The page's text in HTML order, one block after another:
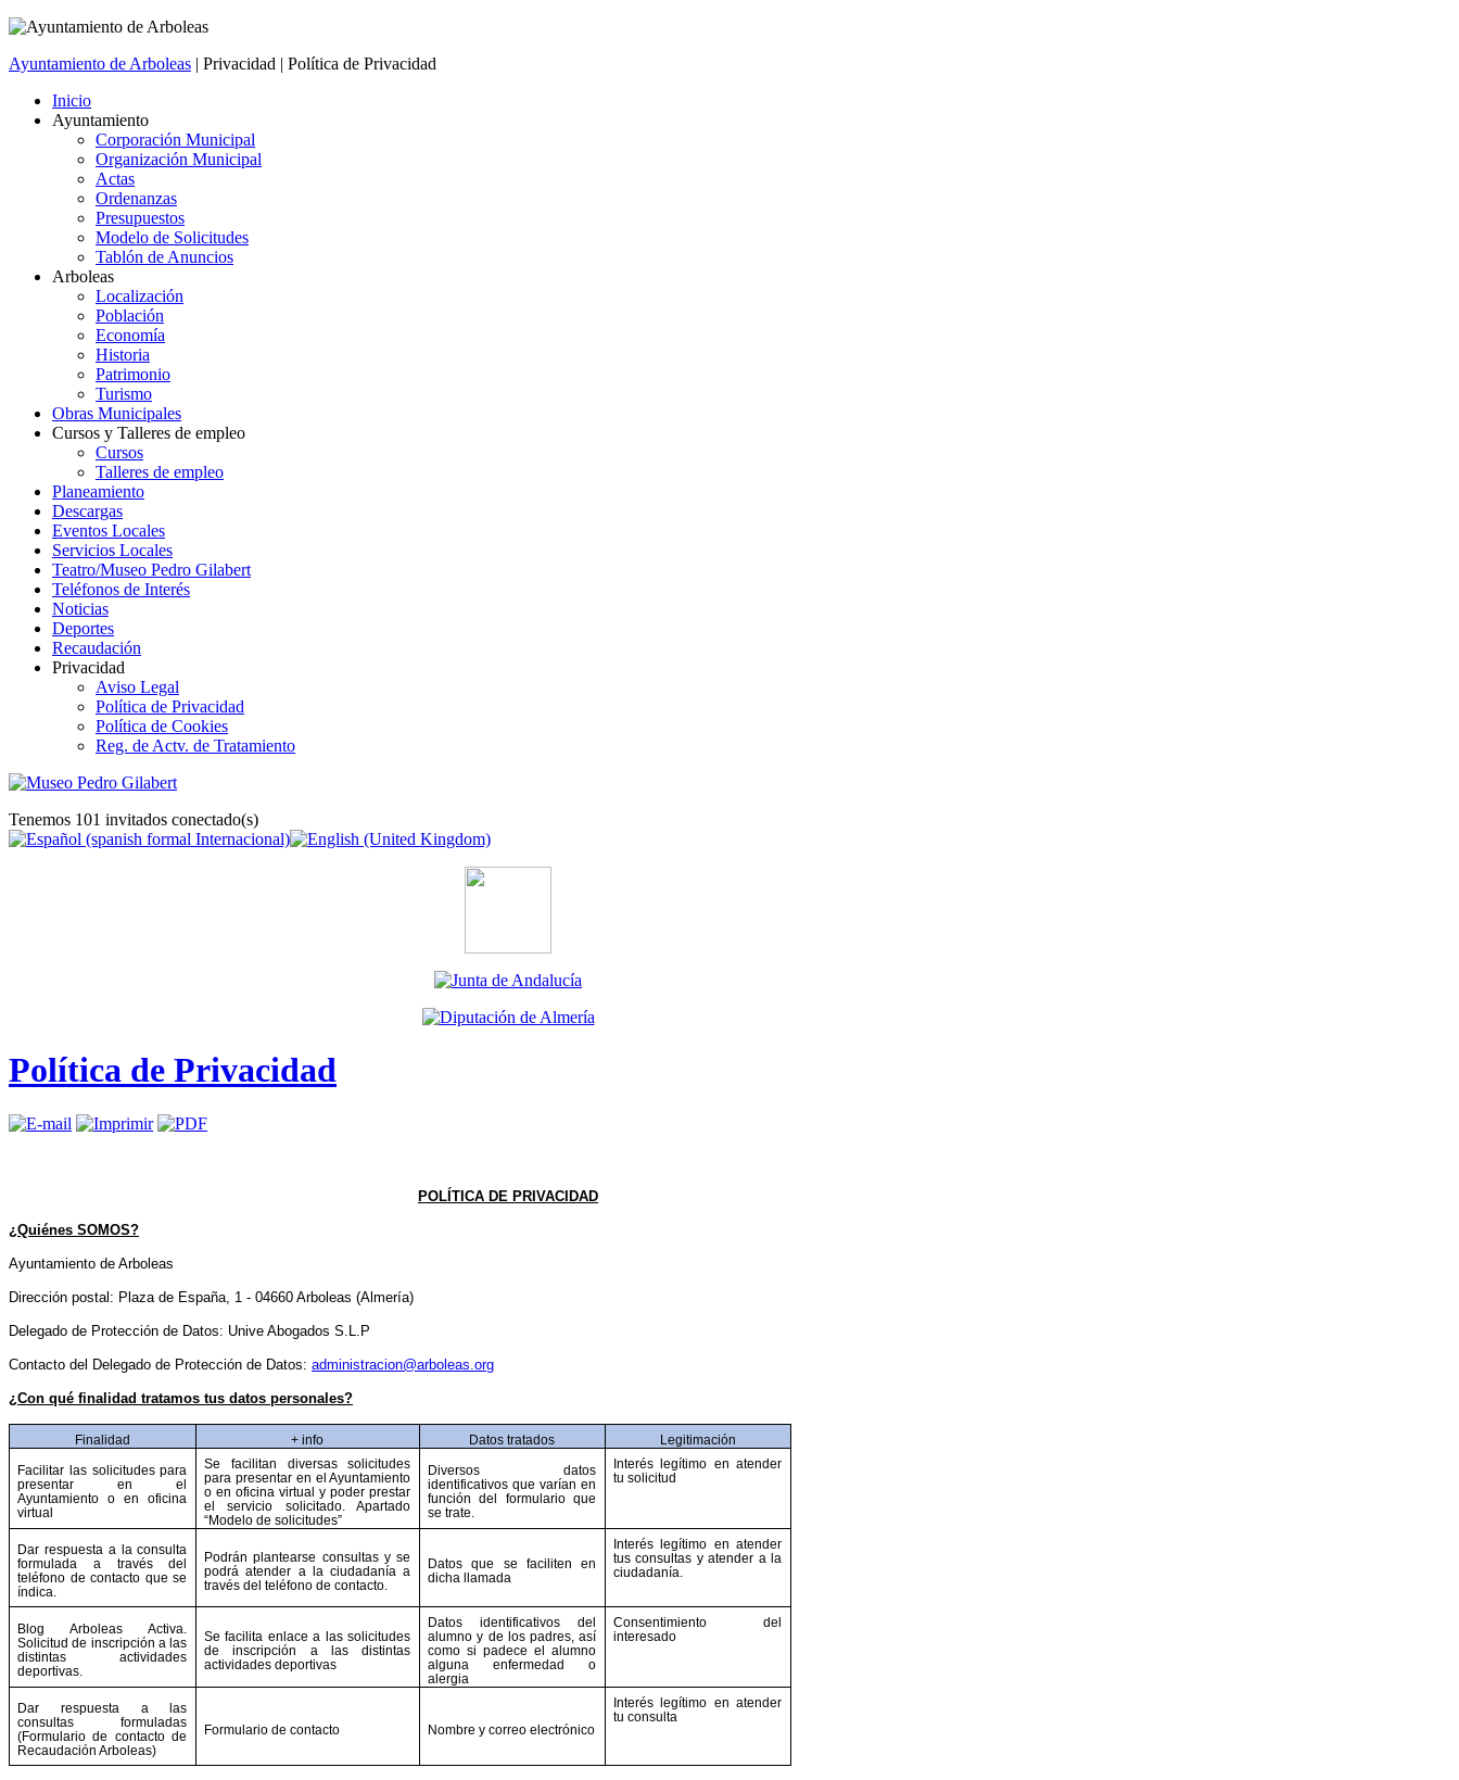
Ayuntamiento de Arboleas | Privacidad | Política de Privacidad
Inicio
Ayuntamiento
Corporación Municipal
Organización Municipal
Actas
Ordenanzas
Presupuestos
Modelo de Solicitudes
Tablón de Anuncios
Arboleas
Localización
Población
Economía
Historia
Patrimonio
Turismo
Obras Municipales
Cursos y Talleres de empleo
Cursos
Talleres de empleo
Planeamiento
Descargas
Eventos Locales
Servicios Locales
Teatro/Museo Pedro Gilabert
Teléfonos de Interés
Noticias
Deportes
Recaudación
Privacidad
Aviso Legal
Política de Privacidad
Política de Cookies
Reg. de Actv. de Tratamiento
Tenemos 101 invitados conectado(s)
Política de Privacidad
POLÍTICA DE PRIVACIDAD
¿Quiénes SOMOS?
Ayuntamiento de Arboleas
Dirección postal: Plaza de España, 1 - 04660 Arboleas (Almería)
Delegado de Protección de Datos: Unive Abogados S.L.P
Contacto del Delegado de Protección de Datos: administracion@arboleas.org
¿Con qué finalidad tratamos tus datos personales?
Finalidad + info Datos tratados
Legitimación
Facilitar las solicitudes para
presentar en el
Ayuntamiento o en oficina
virtual
Se facilitan diversas solicitudes
para presentar en el Ayuntamiento
o en oficina virtual y poder prestar
el servicio solicitado. Apartado
“Modelo de solicitudes”
Diversos datos
identificativos que varían en
función del formulario que
se trate.
Interés legítimo en atender
tu solicitud
Dar respuesta a la consulta
formulada a través del
teléfono de contacto que se
índica.
Podrán plantearse consultas y se
podrá atender a la ciudadanía a
través del teléfono de contacto.
Datos que se faciliten en
dicha llamada
Interés legítimo en atender
tus consultas y atender a la
ciudadanía.
Blog Arboleas Activa.
Solicitud de inscripción a las
distintas actividades
deportivas.
Se facilita enlace a las solicitudes
de inscripción a las distintas
actividades deportivas
Datos identificativos del
alumno y de los padres, así
como si padece el alumno
alguna enfermedad o
alergia
Consentimiento del
interesado
Dar respuesta a las
consultas formuladas
(Formulario de contacto de
Recaudación Arboleas)
Formulario de contacto Nombre y correo electrónico
Interés legítimo en atender
tu consulta